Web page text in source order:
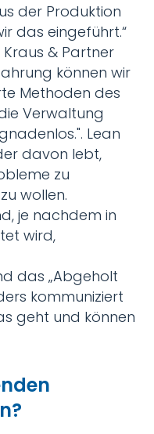
der Produktion
das eingeführt.“
& Partner
können wir
Methoden des
Verwaltung
Lean
davon lebt,
zu
wollen.
je nachdem in
wird,
das „Abgeholt
kommuniziert
geht und können